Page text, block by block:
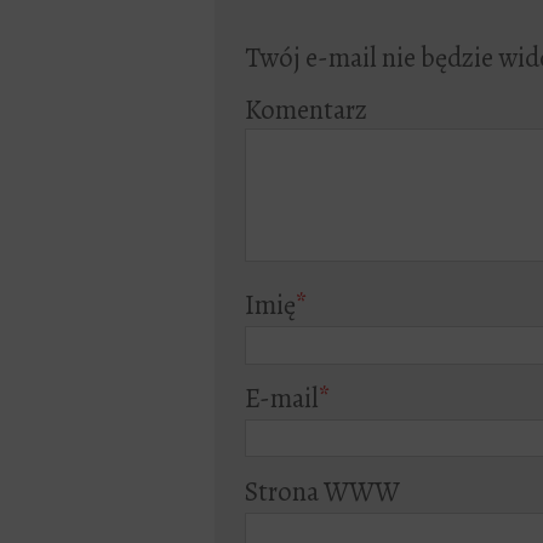
Twój e-mail nie będzie
Komentarz
Imię*
E-mail*
Strona WWW